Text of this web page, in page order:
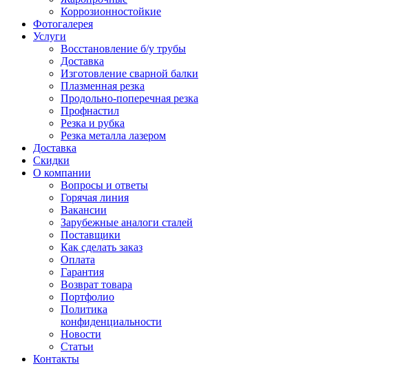
Коррозионностойкие
Фотогалерея
Услуги
Восстановление б/у трубы
Доставка
Изготовление сварной балки
Плазменная резка
Продольно-поперечная резка
Профнастил
Резка и рубка
Резка металла лазером
Доставка
Скидки
О компании
Вопросы и ответы
Горячая линия
Вакансии
Зарубежные аналоги сталей
Поставщики
Как сделать заказ
Оплата
Гарантия
Возврат товара
Портфолио
Политика
конфиденциальности
Новости
Статьи
Контакты